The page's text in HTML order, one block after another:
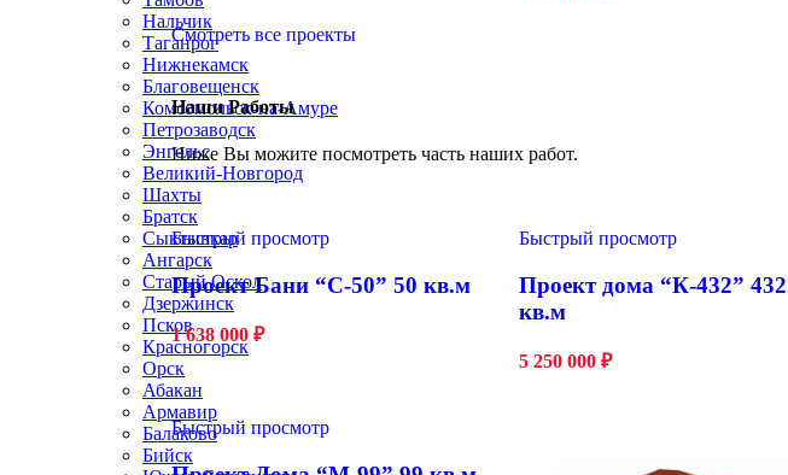
Нальчик
Таганрог
Нижнекамск
Благовещенск
Комсомольск-на-Амуре
Петрозаводск
Энгельс
Великий-Новгород
Шахты
Братск
Сыктывкар
Ангарск
Старый Оскол
Дзержинск
Псков
Красногорск
Орск
Абакан
Армавир
Балаково
Бийск
Смотреть все проекты
Наши Работы
Ниже Вы можите посмотреть часть наших работ.
Быстрый просмотр
Проект Бани “С-50” 50 кв.м
1 638 000 ₽
Быстрый просмотр
Проект дома “К-432” 432
кв.м
5 250 000 ₽
Быстрый просмотр